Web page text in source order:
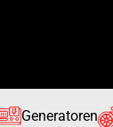
Generatoren